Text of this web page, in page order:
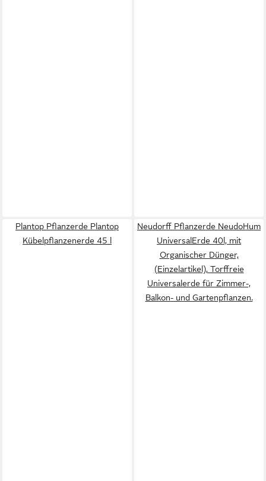
Plantop Pflanzerde Plantop
Kübelpflanzenerde 45 l
Neudorff Pflanzerde NeudoHum
UniversalErde 40l, mit
Organischer Dünger,
(Einzelartikel), Torffreie
Universalerde für Zimmer-,
Balkon- und Gartenpflanzen.